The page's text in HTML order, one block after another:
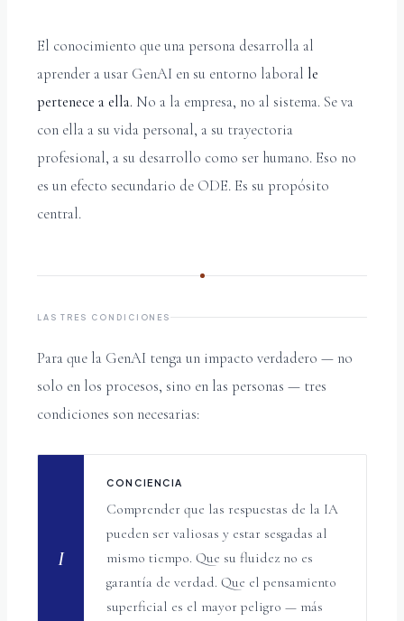
El conocimiento que una persona desarrolla al
aprender a usar GenAI en su entorno laboral le
pertenece a ella. No a la empresa, no al sistema. Se va
con ella a su vida personal, a su trayectoria
profesional, a su desarrollo como ser humano. Eso no
es un efecto secundario de ODE. Es su propósito
central.
LAS TRES CONDICIONES
Para que la GenAI tenga un impacto verdadero — no
solo en los procesos, sino en las personas — tres
condiciones son necesarias:
I
CONCIENCIA
Comprender que las respuestas de la IA
pueden ser valiosas y estar sesgadas al
mismo tiempo. Que su fluidez no es
garantía de verdad. Que el pensamiento
superficial es el mayor peligro — más